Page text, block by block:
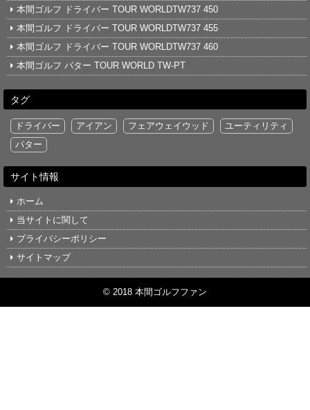
本間ゴルフ ドライバー TOUR WORLDTW737 450
本間ゴルフ ドライバー TOUR WORLDTW737 455
本間ゴルフ ドライバー TOUR WORLDTW737 460
本間ゴルフ パター TOUR WORLD TW-PT
タグ
ドライバー アイアン フェアウェイウッド
ユーティリティ
パター
サイト情報
ホーム
当サイトに関して
プライバシーポリシー
サイトマップ
© 2018 本間ゴルフファン